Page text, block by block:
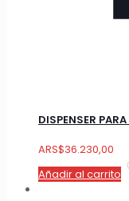
DISPENSER
ARS$36.230,00
Añadir al carrito